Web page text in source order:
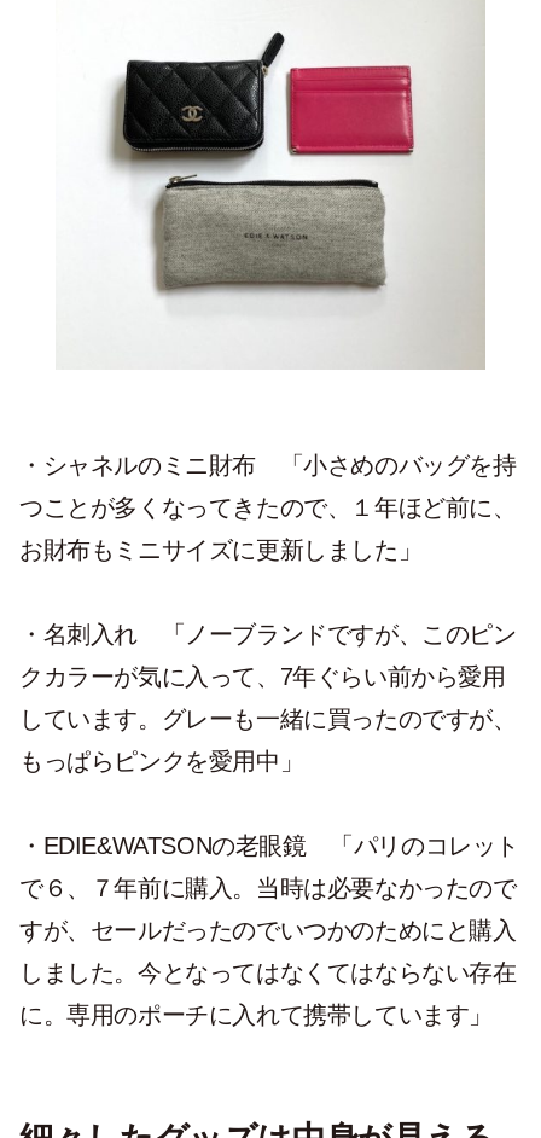
・シャネルのミニ財布 「小さめのバッグを持
つことが多くなってきたので、１年ほど前に、
お財布もミニサイズに更新しました」
・名刺入れ 「ノーブランドですが、このピン
クカラーが気に入って、7年ぐらい前から愛用
しています。グレーも一緒に買ったのですが、
もっぱらピンクを愛用中」
・ EDIE&WATSONの老眼鏡「パリのコレット
で６、７年前に購入。当時は必要なかったので
すが、セールだったのでいつかのためにと購入
しました。今となってはなくてはならない存在
に。専用のポーチに入れて携帯しています」